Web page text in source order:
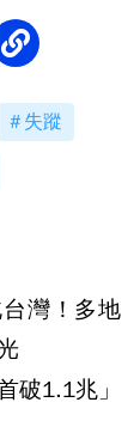
失蹤
灣！多地
破1.1兆」